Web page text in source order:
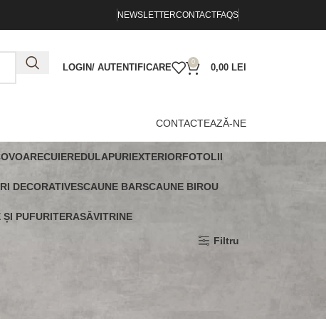
NEWSLETTERCONTACTFAQS
LOGIN/ AUTENTIFICARE
0
0,00 LEI
CONTACTEAZĂ-NE
CUIEREDULAPURIEXTERIORFOTOLII
DECORATIVESCAUNE BARSCAUNE BIROU
ȘI PUFURITERASĂVITRINE
Filtru